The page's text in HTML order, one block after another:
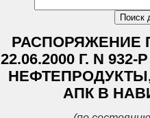
РАСПОРЯЖЕНИЕ
22.06.2000 Г. N
АПК В